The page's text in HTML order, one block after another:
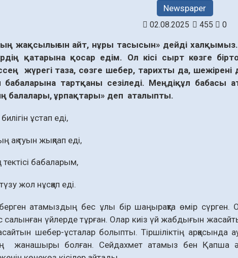
Newspaper
02.08.2025 455 0
жақ­сы­лығын айт, нұры тасысын» дейді
қа­тарына қосар едім. Ол кісі сырт көзге
жүрегі таза, сөзге шебер, тарихты да, ше­жірені
бабаларына тартқаны сезіледі. Меңдіқұл бабасы
балалары, ұрпақтары» деп аталыпты.
ұстап еді,
ақ туын жықпап еді,
тектісі бабаларым,
жол нұсқап еді.
атамыздың бес ұлы бір шаңырақта өмір сүрген.
салынған үйлерде тұрған. Олар киіз үй жабдығын
шебер-ұсталар болыпты. Тіршіліктің арқасында
жанашыры болған. Сейдахмет атамыз бен Қапша